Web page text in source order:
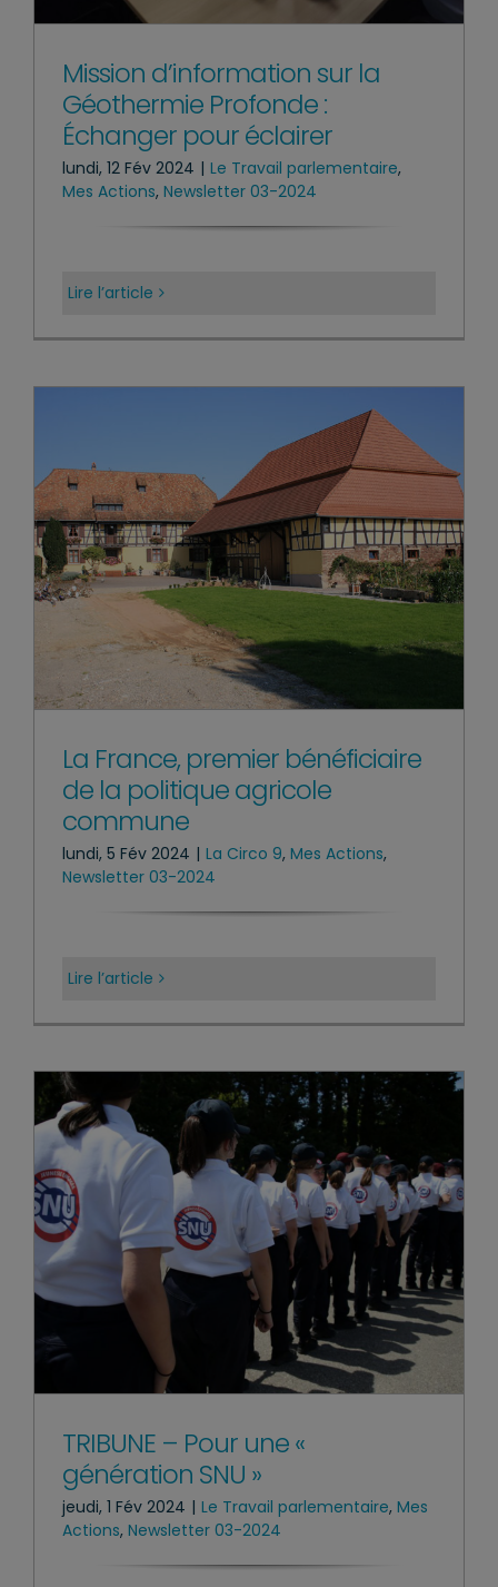
Mission d’information sur la
Géothermie Profonde :
Échanger pour éclairer
lundi, 12 Fév 2024 | Le Travail parlementaire,
Mes Actions, Newsletter 03-2024
Lire l’article
La France, premier bénéficiaire
de la politique agricole
commune
lundi, 5 Fév 2024 | La Circo 9, Mes Actions,
Newsletter 03-2024
Lire l’article
TRIBUNE – Pour une «
génération SNU »
jeudi, 1 Fév 2024 | Le Travail parlementaire, Mes
Actions, Newsletter 03-2024